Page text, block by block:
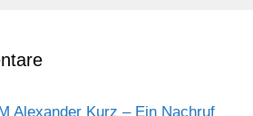
Alexander Kurz – Ein Nachruf